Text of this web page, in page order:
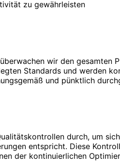
zu gewährleisten
wir den gesamten
Standards und werden
und pünktlich
durch, um
entspricht. Diese
der kontinuierlichen